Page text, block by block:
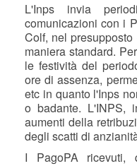
L'Inps invia
comunicazioni con i
Colf, nel
maniera standard.
le festività del
ore di assenza,
etc in quanto l'Inps
o badante. L'INPS,
aumenti della
degli scatti di
I PagoPA ricevuti,